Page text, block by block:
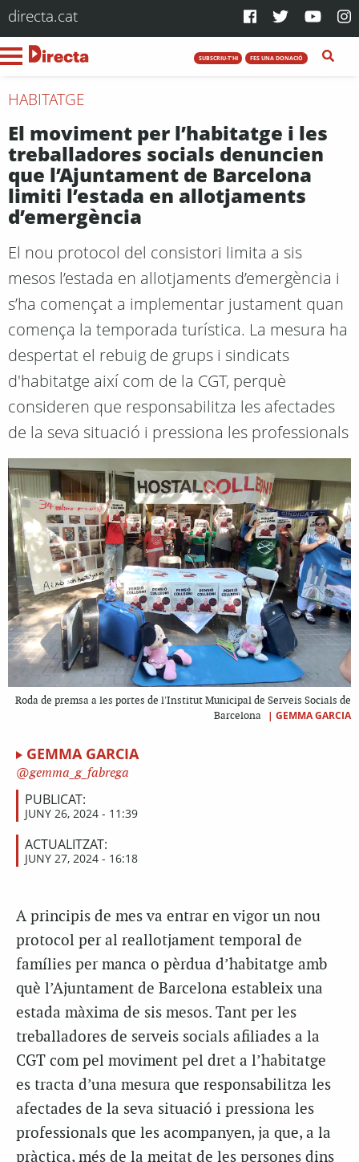
directa.cat
SUBSCRIU-T'HI FES UNA DONACIÓ
HABITATGE
El moviment per l’habitatge i les
treballadores socials denuncien
que l’Ajuntament de Barcelona
limiti l’estada en allotjaments
d’emergència
El nou protocol del consistori limita a sis
mesos l’estada en allotjaments d’emergència i
s’ha començat a implementar justament quan
comença la temporada turística. La mesura ha
despertat el rebuig de grups i sindicats
d'habitatge així com de la CGT, perquè
consideren que responsabilitza les afectades
de la seva situació i pressiona les professionals
Roda de premsa a les portes de l'Institut Municipal de Serveis Socials de
Barcelona
| GEMMA GARCIA
GEMMA GARCIA
gemma_g_fabrega
PUBLICAT:
JUNY 26, 2024 - 11:39
ACTUALITZAT:
JUNY 27, 2024 - 16:18
A principis de mes va entrar en vigor un nou
protocol per al reallotjament temporal de
famílies per manca o pèrdua d’habitatge amb
què l’Ajuntament de Barcelona estableix una
estada màxima de sis mesos. Tant per les
treballadores de serveis socials afiliades a la
CGT com pel moviment pel dret a l’habitatge
es tracta d’una mesura que responsabilitza les
afectades de la seva situació i pressiona les
professionals que les acompanyen, ja que, a la
pràctica, més de la meitat de les persones dins